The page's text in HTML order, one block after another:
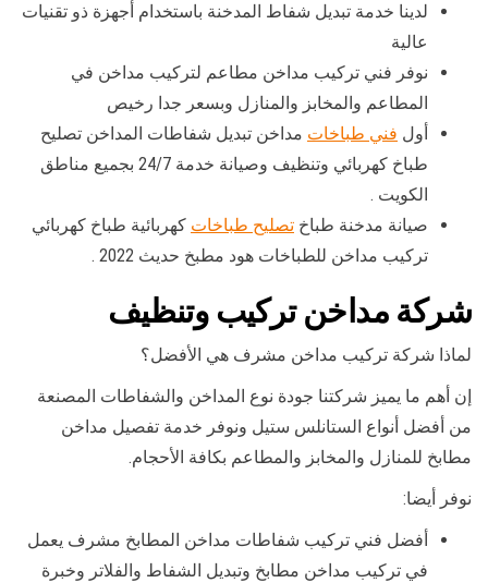
لدينا خدمة تبديل شفاط المدخنة باستخدام أجهزة ذو تقنيات
عالية
نوفر فني تركيب مداخن مطاعم لتركيب مداخن في
المطاعم والمخابز والمنازل وبسعر جدا رخيص
أول فني طباخات مداخن تبديل شفاطات المداخن تصليح
طباخ كهربائي وتنظيف وصيانة خدمة 24/7 بجميع مناطق
الكويت .
صيانة مدخنة طباخ تصليح طباخات كهربائية طباخ كهربائي
تركيب مداخن للطباخات هود مطبخ حديث 2022 .
شركة مداخن تركيب وتنظيف
لماذا شركة تركيب مداخن مشرف هي الأفضل؟
إن أهم ما يميز شركتنا جودة نوع المداخن والشفاطات المصنعة
من أفضل أنواع الستانلس ستيل ونوفر خدمة تفصيل مداخن
مطابخ للمنازل والمخابز والمطاعم بكافة الأحجام.
نوفر أيضا:
أفضل فني تركيب شفاطات مداخن المطابخ مشرف يعمل
في تركيب مداخن مطابخ وتبديل الشفاط والفلاتر وخبرة